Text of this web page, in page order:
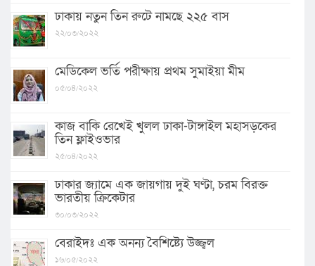
ঢাকায় নতুন তিন রুটে নামছে ২২৫ বাস
২২/০৩/২০২২
মেডিকেল ভর্তি পরীক্ষায় প্রথম সুমাইয়া মীম
০৫/০৪/২০২২
কাজ বাকি রেখেই খুলল ঢাকা-টাঙ্গাইল মহাসড়কের
তিন ফ্লাইওভার
২৫/০৪/২০২২
ঢাকার জ্যামে এক জায়গায় দুই ঘণ্টা, চরম বিরক্ত
ভারতীয় ক্রিকেটার
৩০/০৩/২০২২
বেরাইদঃ এক অনন্য বৈশিষ্ট্যে উজ্জ্বল
১৬/০৫/২০২২